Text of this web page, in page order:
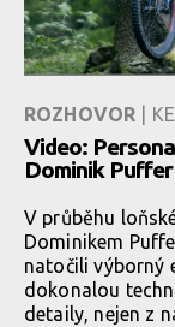
ROZHOVOR |
Video:
Dominik Puffer
V průběhu
Dominikem
natočili výborný
dokonalou
detaily, nejen z